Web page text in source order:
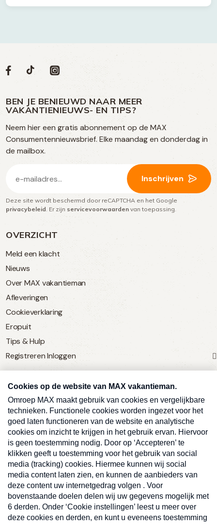
OVERZICHT
Meld een klacht
Nieuws
Over MAX vakantieman
Afleveringen
Cookieverklaring
Eropuit
Tips & Hulp
Registreren Inloggen
SERVICE
Over Omroep MAX
MAX Vandaag
MAX Meldpunt
Pers
Contact
Algemene voorwaarden
Privacyverklaring
Kwetsbaarheid melden
RegistrerenInloggen
Volg
op
social
media
Social
Volg
op
Facebook
Volg
op
TikTok
Volg
op
Instagram
BEN JE BENIEUWD NAAR MEER
VAKANTIENIEUWS- EN TIPS?
Neem hier een gratis abonnement op de MAX
Consumentennieuwsbrief. Elke maandag en donderdag in
de mailbox.
mailadres
(Vereist)
Inschrijven
Deze site wordt beschermd door reCAPTCHA en het Google
privacybeleid . Er zijn servicevoorwaarden van toepassing.
Ben je benieuwd naar meer
vakantienieuws- en tips?
E-